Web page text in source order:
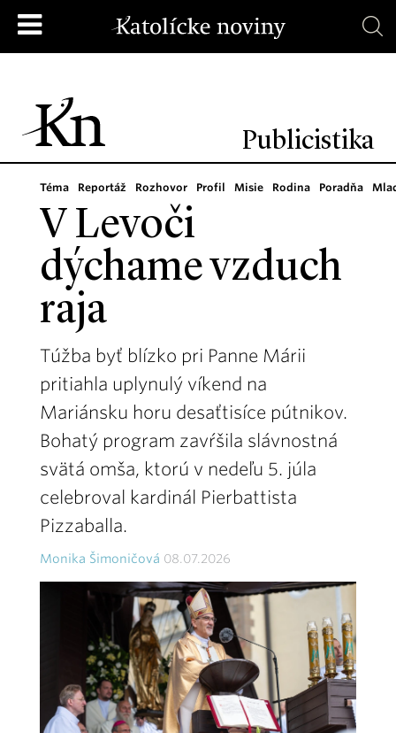
Publicistika
Téma Reportáž Rozhovor Profil Misie Rodina Poradňa
V Levoči
dýchame vzduch
raja
Túžba byť blízko pri Panne Márii
pritiahla uplynulý víkend na
Mariánsku horu desaťtisíce pútnikov.
Bohatý program zavŕšila slávnostná
svätá omša, ktorú v nedeľu 5. júla
celebroval kardinál Pierbattista
Pizzaballa.
Monika Šimoničová 08.07.2026